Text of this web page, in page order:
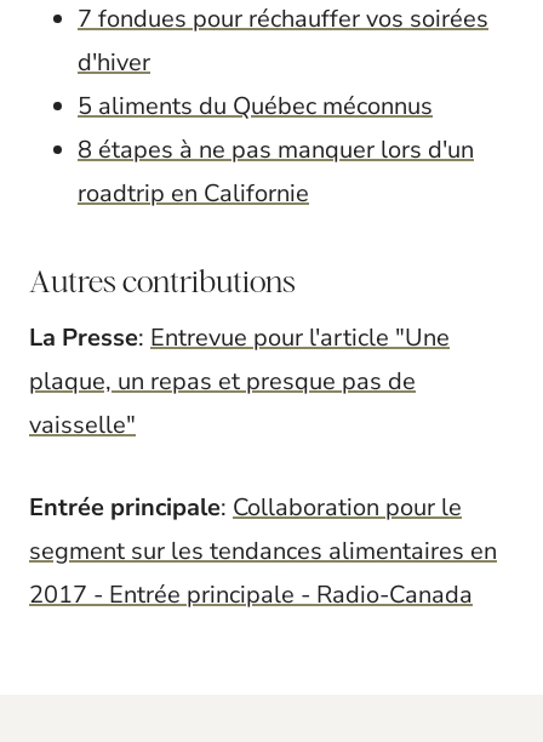
7 fondues pour réchauffer vos soirées
d'hiver
5 aliments du Québec méconnus
8 étapes à ne pas manquer lors d'un
roadtrip en Californie
Autres contributions
La Presse: Entrevue pour l'article "Une
plaque, un repas et presque pas de
vaisselle"
Entrée principale: Collaboration pour le
segment sur les tendances alimentaires en
2017 - Entrée principale - Radio-Canada